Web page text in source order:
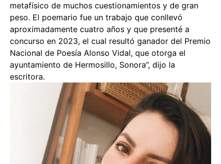
metafísico de muchos cuestionamientos y de gran
peso. El poemario fue un trabajo que conllevó
aproximadamente cuatro años y que presenté a
concurso en 2023, el cual resultó ganador del Premio
Nacional de Poesía Alonso Vidal, que otorga el
ayuntamiento de Hermosillo, Sonora”, dijo la
escritora.